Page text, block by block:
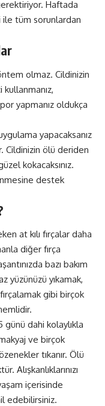
Haftada
ile tüm sorunlardan
olmaz. Cildinizin
yapmanız oldukça
yapacaksanız
Cildinizin ölü deriden
kokacaksınız.
destek
at kılı fırçalar daha
diğer fırça
bazı bakım
yüzünüzü yıkamak,
gibi birçok
günü dahi kolaylıkla
ve birçok
tıkanır. Ölü
Alışkanlıklarınızı
içerisinde
edebilirsiniz.